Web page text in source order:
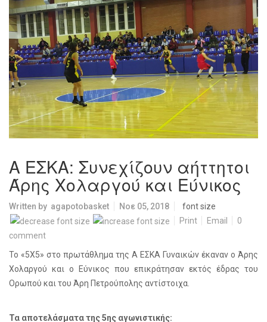
Α ΕΣΚΑ: Συνεχίζουν αήττητοι
Άρης Χολαργού και Εύνικος
Written by agapotobasket Νοε 05, 2018
font size
Print
Email
0
comment
Το «5Χ5» στο πρωτάθλημα της Α ΕΣΚΑ Γυναικών έκαναν ο Άρης
Χολαργού και ο Εύνικος που επικράτησαν εκτός έδρας του
Ορωπού και του Άρη Πετρούπολης αντίστοιχα.
Τα αποτελάσματα της 5ης αγωνιστικής: